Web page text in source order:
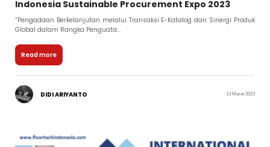
Indonesia Sustainable Procurement Expo 2023
“Pengadaan Berkelanjutan melalui Transaksi E-Katalog dan Sinergi Produk
Global dalam Rangka Penguata...
Read more
DIDI ARIYANTO 13 Maret 2023